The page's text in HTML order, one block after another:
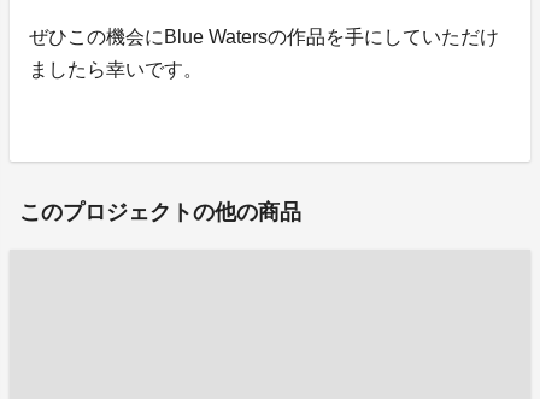
ぜひこの機会にBlue Watersの作品を手にしていただけ
ましたら幸いです。
このプロジェクトの他の商品